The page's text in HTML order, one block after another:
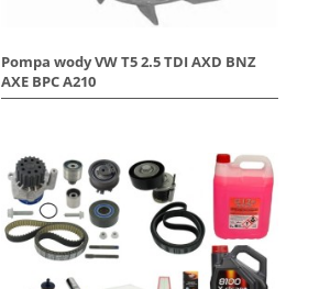
Pompa wody VW T5 2.5 TDI AXD BNZ
AXE BPC A210